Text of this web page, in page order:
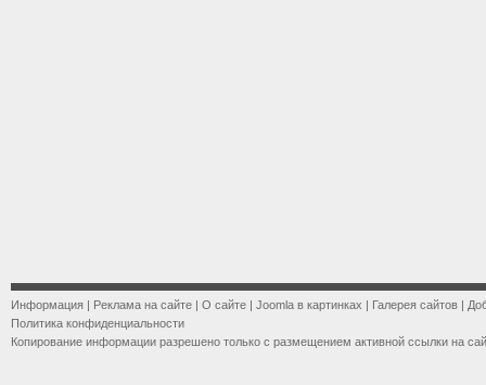
Информация | Реклама на сайте | О сайте | Joomla в картинках | Галерея сайтов |
Политика конфиденциальности
Копирование информации разрешено только с размещением активной ссылки на